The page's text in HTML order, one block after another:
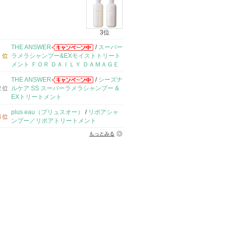
3位
THE ANSWER / スーパー
ラメラシャンプー&EXモイストトリート
メント ＦＯＲ ＤＡＩＬＹ ＤＡＭＡＧＥ
THE ANSWER / シーズナ
ルケア SS スーパーラメラシャンプー &
EXトリートメント
plus eau（プリュスオー） / リポアシャ
ンプー／リポアトリートメント
もっとみる